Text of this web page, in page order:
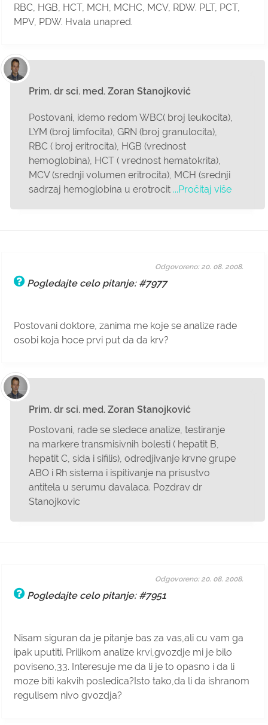
RBC, HGB, HCT, MCH, MCHC, MCV, RDW. PLT, PCT,
MPV, PDW. Hvala unapred.
Prim. dr sci. med. Zoran Stanojković
Postovani, idemo redom WBC( broj leukocita),
LYM (broj limfocita), GRN (broj granulocita),
RBC ( broj eritrocita), HGB (vrednost
hemoglobina), HCT ( vrednost hematokrita),
MCV (srednji volumen eritrocita), MCH (srednji
sadrzaj hemoglobina u erotrocit ...Pročitaj više
Pogledajte celo pitanje: #7977
Postovani doktore, zanima me koje se analize rade
osobi koja hoce prvi put da da krv?
Odgovoreno: 20. 08. 2008.
Prim. dr sci. med. Zoran Stanojković
Postovani, rade se sledece analize, testiranje
na markere transmisivnih bolesti ( hepatit B,
hepatit C, sida i sifilis), odredjivanje krvne grupe
ABO i Rh sistema i ispitivanje na prisustvo
antitela u serumu davalaca. Pozdrav dr
Stanojkovic
Pogledajte celo pitanje: #7951
Nisam siguran da je pitanje bas za vas,ali cu vam ga
ipak uputiti. Prilikom analize krvi,gvozdje mi je bilo
poviseno,33. Interesuje me da li je to opasno i da li
moze biti kakvih posledica?Isto tako,da li da ishranom
regulisem nivo gvozdja?
Odgovoreno: 20. 08. 2008.